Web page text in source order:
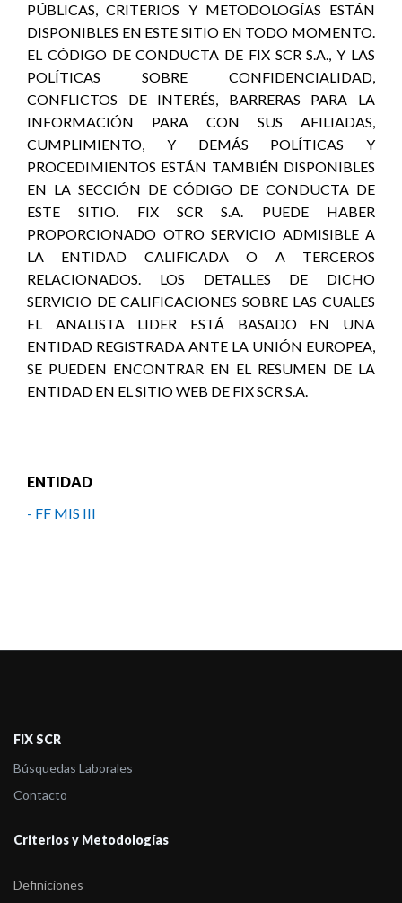
PÚBLICAS, CRITERIOS Y METODOLOGÍAS ESTÁN
DISPONIBLES EN ESTE SITIO EN TODO MOMENTO.
EL CÓDIGO DE CONDUCTA DE FIX SCR S.A., Y LAS
POLÍTICAS SOBRE CONFIDENCIALIDAD,
CONFLICTOS DE INTERÉS, BARRERAS PARA LA
INFORMACIÓN PARA CON SUS AFILIADAS,
CUMPLIMIENTO, Y DEMÁS POLÍTICAS Y
PROCEDIMIENTOS ESTÁN TAMBIÉN DISPONIBLES
EN LA SECCIÓN DE CÓDIGO DE CONDUCTA DE
ESTE SITIO. FIX SCR S.A. PUEDE HABER
PROPORCIONADO OTRO SERVICIO ADMISIBLE A
LA ENTIDAD CALIFICADA O A TERCEROS
RELACIONADOS. LOS DETALLES DE DICHO
SERVICIO DE CALIFICACIONES SOBRE LAS CUALES
EL ANALISTA LIDER ESTÁ BASADO EN UNA
ENTIDAD REGISTRADA ANTE LA UNIÓN EUROPEA,
SE PUEDEN ENCONTRAR EN EL RESUMEN DE LA
ENTIDAD EN EL SITIO WEB DE FIX SCR S.A.
ENTIDAD
- FF MIS III
FIX SCR
Búsquedas Laborales
Contacto
Criterios y Metodologías
Definiciones